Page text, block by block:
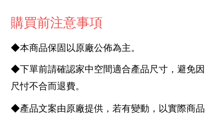
購買前注意事項
◆本商品保固以原廠公佈為主。
◆下單前請確認家中空間適合產品尺寸，避免因
尺忖不合而退費。
◆產品文案由原廠提供，若有變動，以實際商品